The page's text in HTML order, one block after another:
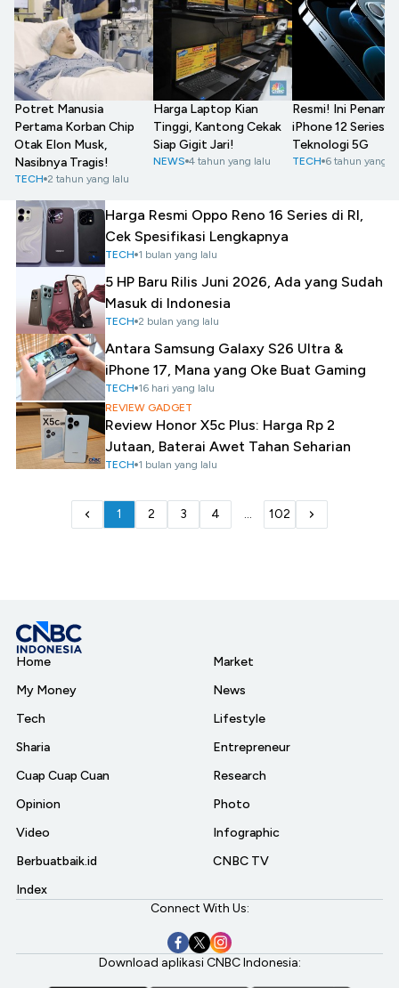
Potret Manusia
Pertama Korban Chip
Otak Elon Musk,
Nasibnya Tragis!
TECH 2 tahun yang lalu
Harga Laptop Kian
Tinggi, Kantong Cekak
Siap Gigit Jari!
NEWS 4 tahun yang lalu
Resmi! Ini
iPhone 12 Series
Teknologi 5G
TECH 6 tahun yang
Harga Resmi Oppo Reno 16 Series di RI,
Cek Spesifikasi Lengkapnya
TECH 1 bulan yang lalu
5 HP Baru Rilis Juni 2026, Ada yang Sudah
Masuk di Indonesia
TECH 2 bulan yang lalu
Antara Samsung Galaxy S26 Ultra &
iPhone 17, Mana yang Oke Buat Gaming
TECH 16 hari yang lalu
REVIEW GADGET
Review Honor X5c Plus: Harga Rp 2
Jutaan, Baterai Awet Tahan Seharian
TECH 1 bulan yang lalu
1 2 3 4 ... 102
Home
My Money
Tech
Sharia
Cuap Cuap Cuan
Opinion
Video
Berbuatbaik.id
Index
Market
News
Lifestyle
Entrepreneur
Research
Photo
Infographic
CNBC TV
Connect With Us:
Download aplikasi CNBC Indonesia: